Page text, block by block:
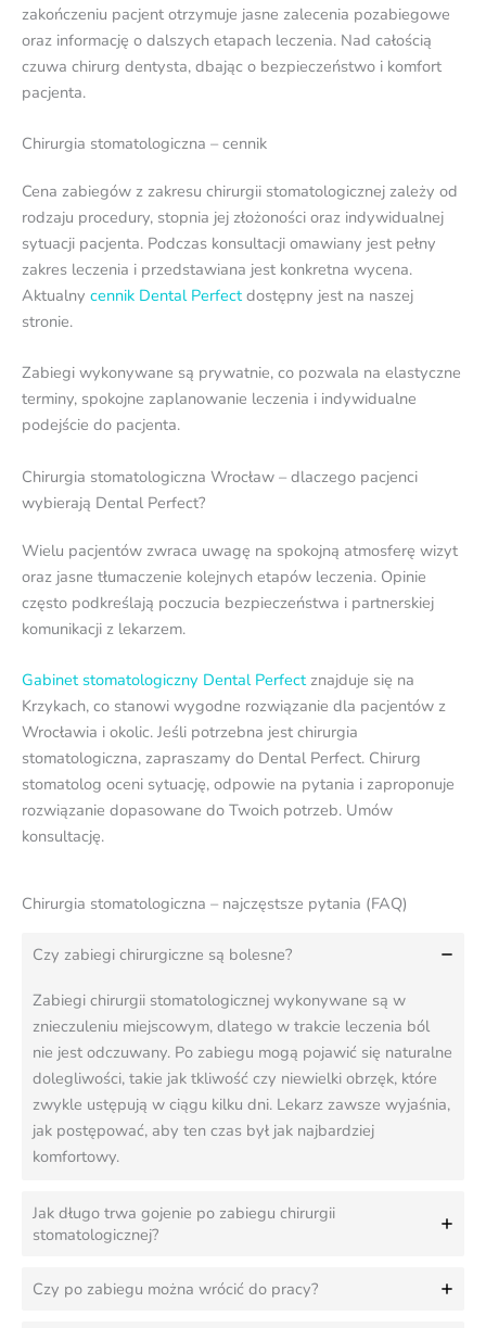
zakończeniu pacjent otrzymuje jasne zalecenia pozabiegowe
oraz informację o dalszych etapach leczenia. Nad całością
czuwa chirurg dentysta, dbając o bezpieczeństwo i komfort
pacjenta.
Chirurgia stomatologiczna – cennik
Cena zabiegów z zakresu chirurgii stomatologicznej zależy od
rodzaju procedury, stopnia jej złożoności oraz indywidualnej
sytuacji pacjenta. Podczas konsultacji omawiany jest pełny
zakres leczenia i przedstawiana jest konkretna wycena.
Aktualny cennik Dental Perfectdostępny jest na naszej
stronie.
Zabiegi wykonywane są prywatnie, co pozwala na elastyczne
terminy, spokojne zaplanowanie leczenia i indywidualne
podejście do pacjenta.
Chirurgia stomatologiczna Wrocław – dlaczego pacjenci
wybierają Dental Perfect?
Wielu pacjentów zwraca uwagę na spokojną atmosferę wizyt
oraz jasne tłumaczenie kolejnych etapów leczenia. Opinie
często podkreślają poczucia bezpieczeństwa i partnerskiej
komunikacji z lekarzem.
Gabinet stomatologiczny Dental Perfectznajduje się na
Krzykach, co stanowi wygodne rozwiązanie dla pacjentów z
Wrocławia i okolic. Jeśli potrzebna jest chirurgia
stomatologiczna, zapraszamy do Dental Perfect. Chirurg
stomatolog oceni sytuację, odpowie na pytania i zaproponuje
rozwiązanie dopasowane do Twoich potrzeb. Umów
konsultację.
Chirurgia stomatologiczna – najczęstsze pytania (FAQ)
Czy zabiegi chirurgiczne są bolesne?
Zabiegi chirurgii stomatologicznej wykonywane są w
znieczuleniu miejscowym, dlatego w trakcie leczenia ból
nie jest odczuwany. Po zabiegu mogą pojawić się naturalne
dolegliwości, takie jak tkliwość czy niewielki obrzęk, które
zwykle ustępują w ciągu kilku dni. Lekarz zawsze wyjaśnia,
jak postępować, aby ten czas był jak najbardziej
komfortowy.
Jak długo trwa gojenie po zabiegu chirurgii
stomatologicznej?
Czy po zabiegu można wrócić do pracy?